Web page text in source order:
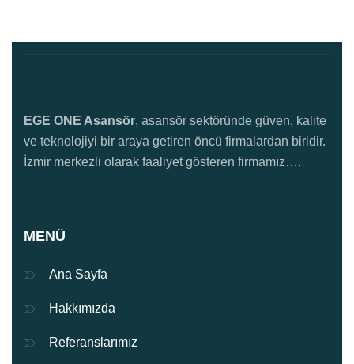
EGE ONE Asansör, asansör sektöründe güven, kalite
ve teknolojiyi bir araya getiren öncü firmalardan biridir.
İzmir merkezli olarak faaliyet gösteren firmamız….
MENÜ
Ana Sayfa
Hakkımızda
Referanslarımız